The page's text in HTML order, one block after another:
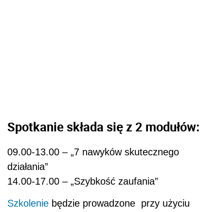
Spotkanie składa się z 2 modułów:
09.00-13.00 – „7 nawyków skutecznego
działania”
14.00-17.00 – „Szybkość zaufania”
Szkolenie będzie prowadzone przy użyciu